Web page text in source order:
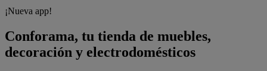
¡Nueva app!
Conforama, tu tienda de muebles,
decoración y electrodomésticos